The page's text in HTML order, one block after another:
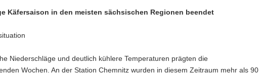
Käfersaison in den meisten sächsischen Regionen beendet
Niederschläge und deutlich kühlere Temperaturen prägten die
Wochen. An der Station Chemnitz wurden in diesem Zeitraum mehr als 90